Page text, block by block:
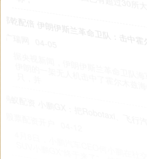
邦乾配倍 伊朗伊斯兰革命卫队：击中